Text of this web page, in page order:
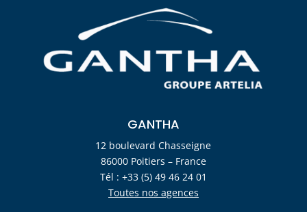
GANTHA
12 boulevard Chasseigne
86000 Poitiers – France
Tél : +33 (5) 49 46 24 01
Toutes nos agences